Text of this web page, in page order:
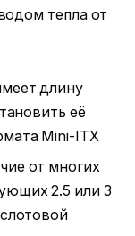
тепла от
длину
её
Mini-ITX
от многих
2.5 или 3